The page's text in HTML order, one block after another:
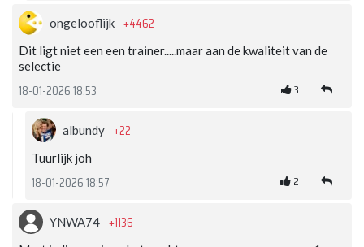
ongelooflijk +4462
Dit ligt niet een een trainer.....maar aan de kwaliteit van de
selectie
18-01-2026 18:53 3
albundy +22
Tuurlijk joh
18-01-2026 18:57 2
YNWA74 +1136